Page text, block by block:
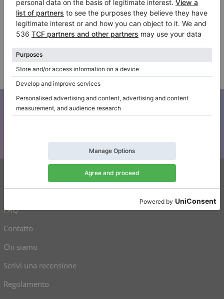
Prezzo di vendita:
$6,517.51
Anno: 1994 Altezza:51″
Stato:Italia
Città:Paderno
Azienda/
verificato
Iscriviti alla nostra newsletter
Tenetevi aggiornati su tutte le novità di Klaviano
Klaviano
FAQ
Contatto
Chi siamo
Scrivi una recensione
Regolamento